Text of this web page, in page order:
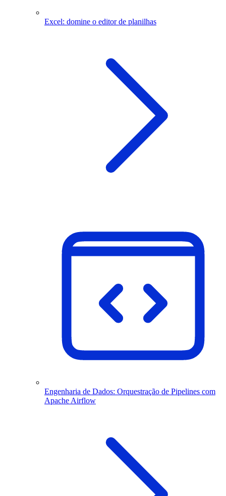
Excel: domine o editor de planilhas
Engenharia de Dados: Orquestração de Pipelines com
Apache Airflow